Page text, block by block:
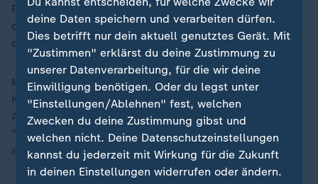
Raum gleichzeitig in der Lage sein würden. "Imperial
overstretch" - imperiale Überdehnung - nenne sich
diese Theorie.
Man habe in den 14 Jahren seitdem aber keine
Konsequenzen daraus gezogen. Ex-Bundeskanzlerin
Angela Merkel habe damals zwar schon von einer
"strategischen Autonomie Europas" gesprochen,
allerdings "wenig dafür getan".
deine Daten speichern und verarbeiten dürfen.
Dies betrifft nur dein aktuell genutztes Gerät. Mit
"Zustimmen" erklärst du deine Zustimmung zu
unserer Datenverarbeitung, für die wir deine
Einwilligung benötigen. Oder du legst unter
"Einstellungen/Ablehnen" fest, welchen
Zwecken du deine Zustimmung gibst und
welchen nicht. Deine Datenschutzeinstellungen
kannst du jederzeit mit Wirkung für die Zukunft
in deinen Einstellungen widerrufen oder ändern.